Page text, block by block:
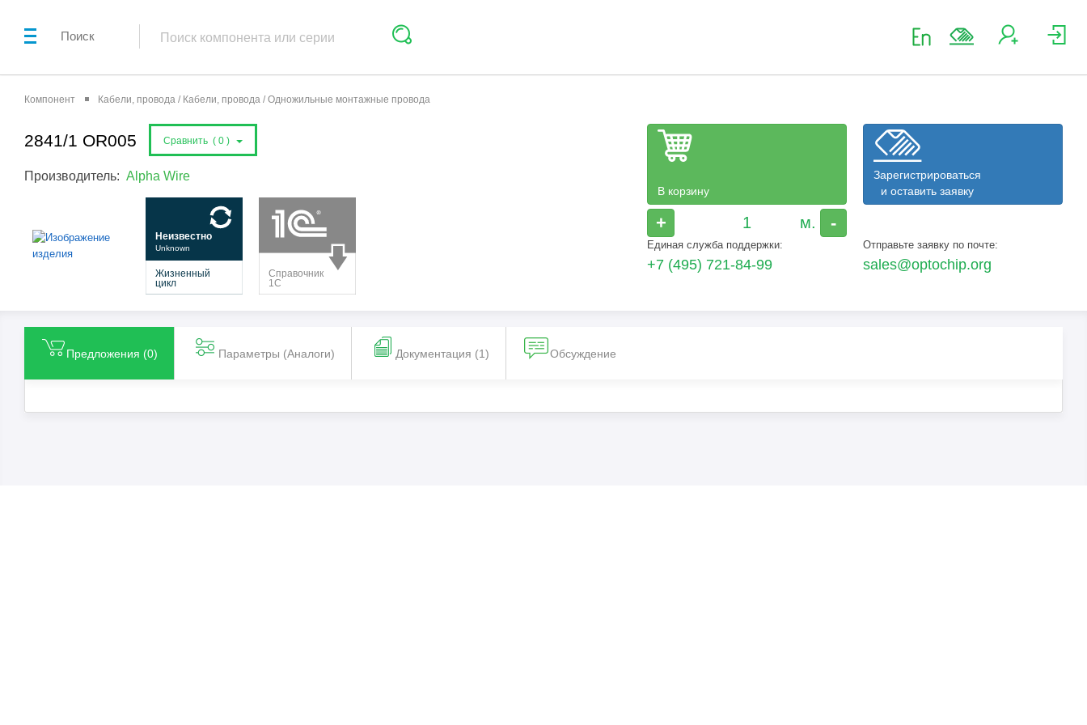
Поиск
Компонент Кабели, провода / Кабели, провода / Одножильные монтажные провода
2841/1 OR005 Сравнить ( 0 )
Производитель: Alpha Wire
В корзину
+ -
Зарегистрироваться
и оставить заявку
Единая служба поддержки:
+7 (495) 721-84-99
Отправьте заявку по почте:
sales@optochip.org
Предложения (0) Параметры (Aналоги) Документация (1) Обсуждение